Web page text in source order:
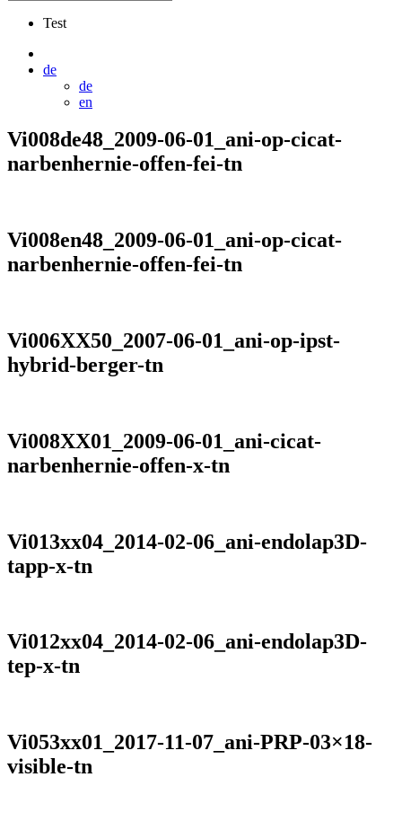
Test
de
de
en
Vi008de48_2009-06-01_ani-op-cicat-
narbenhernie-offen-fei-tn
Vi008en48_2009-06-01_ani-op-cicat-
narbenhernie-offen-fei-tn
Vi006XX50_2007-06-01_ani-op-ipst-
hybrid-berger-tn
Vi008XX01_2009-06-01_ani-cicat-
narbenhernie-offen-x-tn
Vi013xx04_2014-02-06_ani-endolap3D-
tapp-x-tn
Vi012xx04_2014-02-06_ani-endolap3D-
tep-x-tn
Vi053xx01_2017-11-07_ani-PRP-03×18-
visible-tn